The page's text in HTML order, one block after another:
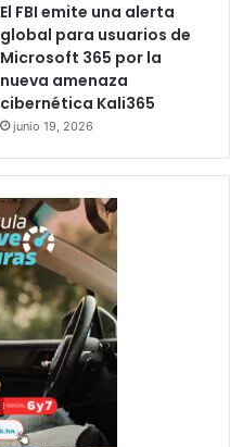
El FBI emite una alerta
global para usuarios de
Microsoft 365 por la
nueva amenaza
cibernética Kali365
junio 19, 2026